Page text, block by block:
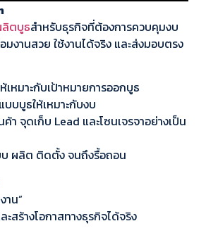
ลิตบูธสำหรับธุรกิจที่ต้องการควบคุมงบ
งานสวย ใช้งานได้จริง และส่งมอบตรง
เหมาะกับเป้าหมายการออกบูธ
บบูธให้เหมาะกับงบ
จุดเก็บ Lead และโซนเจรจาอย่างเป็น
ผลิต ติดตั้ง จนถึงรื้อถอน
าน”
สร้างโอกาสทางธุรกิจได้จริง